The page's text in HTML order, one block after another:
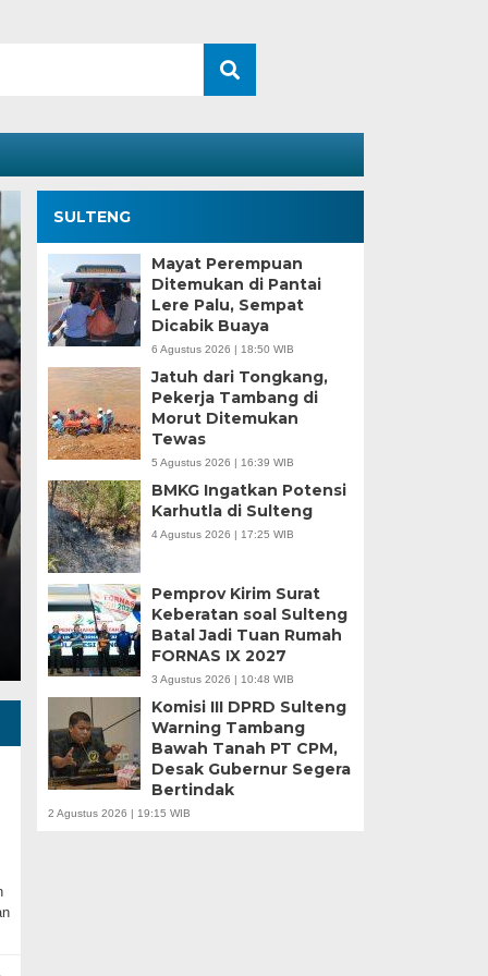
Kesaksian Buruh
Industri Nikel di
Minggu, 5 Jan 2025 - 18:59 WIB
HARIANSULTENG.COM, MOROWALI – Industri
punggung ekspor nasional. Mantra hilirisasi terus…
SULTENG
Mayat Perempuan
Ditemukan di Pantai
Lere Palu, Sempat
Dicabik Buaya
6 Agustus 2026 | 18:50 WIB
Jatuh dari Tongkang,
Pekerja Tambang di
Morut Ditemukan
Tewas
5 Agustus 2026 | 16:39 WIB
BMKG Ingatkan Potensi
Karhutla di Sulteng
4 Agustus 2026 | 17:25 WIB
Pemprov Kirim Surat
Keberatan soal Sulteng
Batal Jadi Tuan Rumah
FORNAS IX 2027
3 Agustus 2026 | 10:48 WIB
Komisi III DPRD Sulteng
Warning Tambang
Bawah Tanah PT CPM,
Desak Gubernur Segera
Bertindak
2 Agustus 2026 | 19:15 WIB